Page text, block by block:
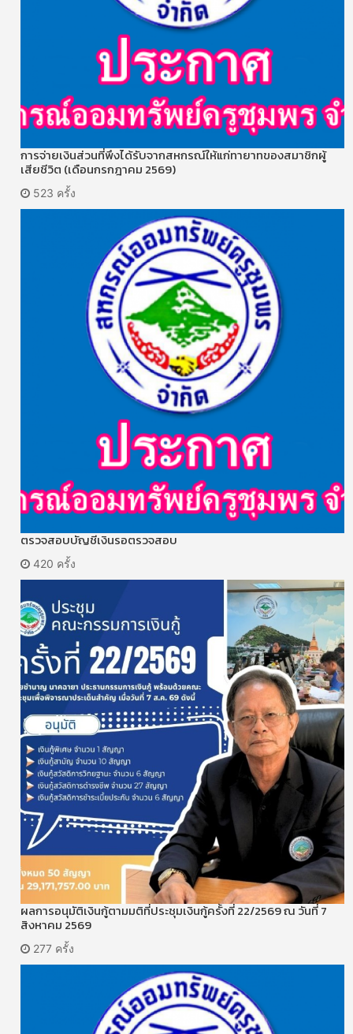
การจ่ายเงินส่วนที่พึงได้รับจากสหกรณ์ให้แก่ทายาทของสมาชิกผู้
เสียชีวิต (เดือนกรกฎาคม 2569)
523 ครั้ง
ตรวจสอบบัญชีเงินรอตรวจสอบ
420 ครั้ง
ผลการอนุมัติเงินกู้ตามมติที่ประชุมเงินกู้ครั้งที่ 22/2569 ณ วันที่ 7
สิงหาคม 2569
277 ครั้ง